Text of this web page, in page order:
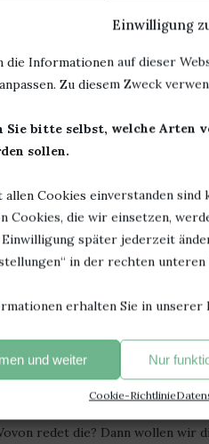
Einwilligung
die Informationen auf dieser
Zu diesem Zweck
Sie bitte selbst, welche Arten
sollen.
allen Cookies einverstanden
Cookies, die wir einsetzen,
später jederzeit
in der rechten unteren
erhalten Sie in unserer
und weiter Nur
Cookie-Richtlinie
Ähnlichkeiten mit bekannten
auch ganz bestimmt nicht
daran zu hindern nach
dem Gleis. Das volle
Weg ins Messeloch erledigt
Dinge erledigt. Ohne die
auf den Boden gebracht
auch schon im Schrank – so,
gestapelt und
auf das Sichten, Sortieren
und warten ebenfalls auf
und souffliert mir für diesen
redet die? Dann wollen wir